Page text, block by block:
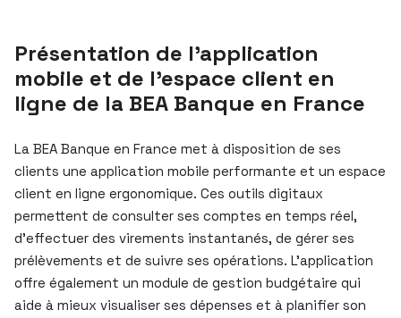
Présentation de l’application
mobile et de l’espace client en
ligne de la BEA Banque en France
La BEA Banque en France met à disposition de ses
clients une application mobile performante et un espace
client en ligne ergonomique. Ces outils digitaux
permettent de consulter ses comptes en temps réel,
d’effectuer des virements instantanés, de gérer ses
prélèvements et de suivre ses opérations. L’application
offre également un module de gestion budgétaire qui
aide à mieux visualiser ses dépenses et à planifier son